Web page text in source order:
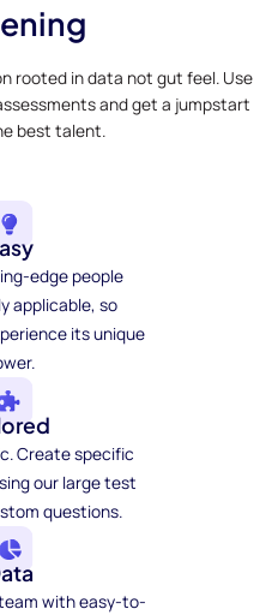
rooted in data not gut feel. Use
and get a jumpstart
best talent.
edge people
applicable, so
its unique
Create specific
our large test
questions.
with easy-to-